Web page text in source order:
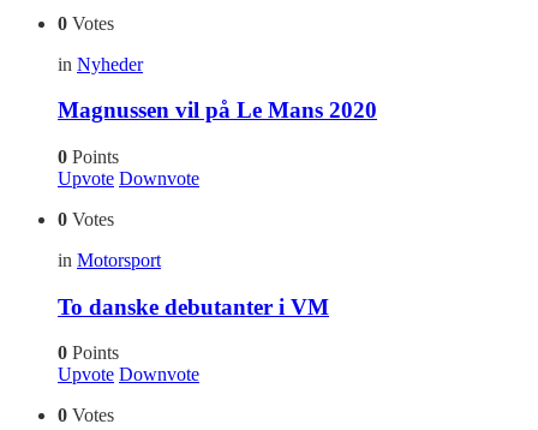
0 Votes
in Nyheder
Magnussen vil på Le Mans 2020
0 Points
Upvote Downvote
0 Votes
in Motorsport
To danske debutanter i VM
0 Points
Upvote Downvote
0 Votes